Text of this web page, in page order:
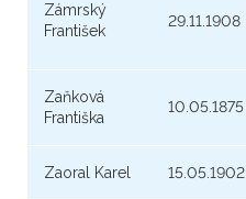
Zámrský
František
29.11.1908
Zaňková
Františka
10.05.1875
Zaoral Karel 15.05.1902